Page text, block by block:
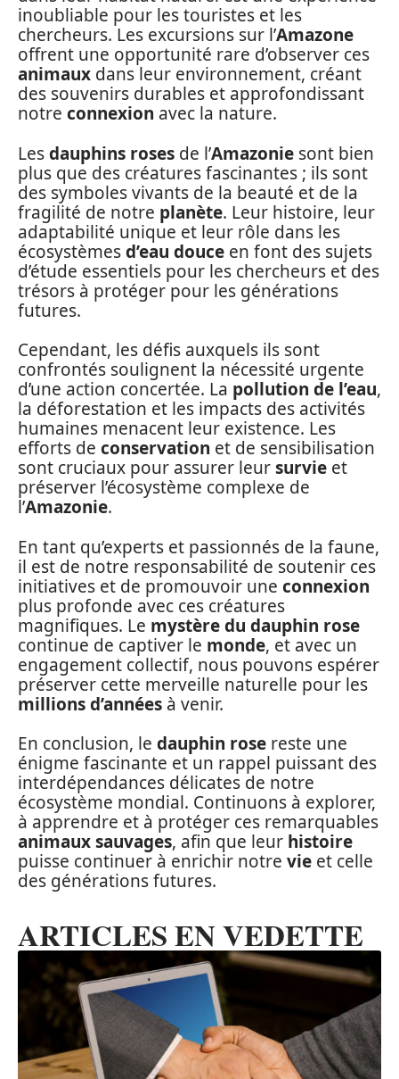
inoubliable pour les touristes et les
chercheurs. Les excursions sur l’Amazone
offrent une opportunité rare d’observer ces
animaux dans leur environnement, créant
des souvenirs durables et approfondissant
notre connexion avec la nature.
Lesdauphins roses de l’Amazonie sont bien
plus que des créatures fascinantes ; ils sont
des symboles vivants de la beauté et de la
fragilité de notre planète. Leur histoire, leur
adaptabilité unique et leur rôle dans les
écosystèmesd’eau douce en font des sujets
d’étude essentiels pour les chercheurs et des
trésors à protéger pour les générations
futures.
Cependant, les défis auxquels ils sont
confrontés soulignent la nécessité urgente
d’une action concertée. La pollution de l’eau,
la déforestation et les impacts des activités
humaines menacent leur existence. Les
efforts de conservation et de sensibilisation
sont cruciaux pour assurer leursurvie et
préserver l’écosystème complexe de
l’Amazonie.
En tant qu’experts et passionnés de la faune,
il est de notre responsabilité de soutenir ces
initiatives et de promouvoir une connexion
plus profonde avec ces créatures
magnifiques. Le mystère du dauphin rose
continue de captiver le monde, et avec un
engagement collectif, nous pouvons espérer
préserver cette merveille naturelle pour les
millions d’années à venir.
En conclusion, le dauphin rose reste une
énigme fascinante et un rappel puissant des
interdépendances délicates de notre
écosystème mondial. Continuons à explorer,
à apprendre et à protéger ces remarquables
animaux sauvages, afin que leur histoire
puisse continuer à enrichir notre vie et celle
des générations futures.
ARTICLES EN VEDETTE